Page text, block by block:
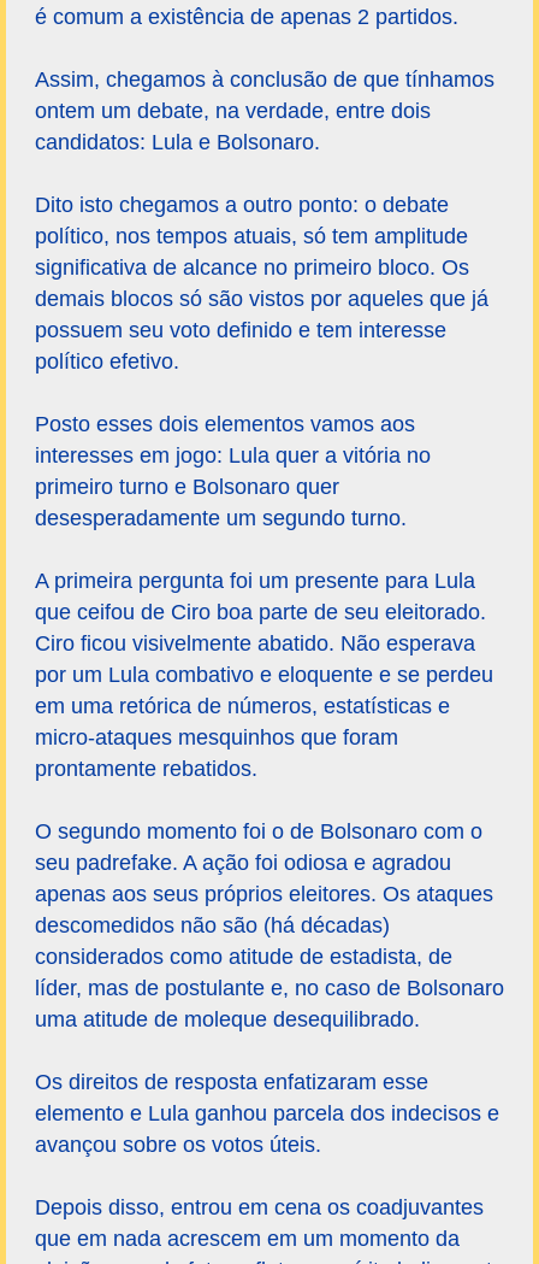
é comum a existência de apenas 2 partidos.
Assim, chegamos à conclusão de que tínhamos
ontem um debate, na verdade, entre dois
candidatos: Lula e Bolsonaro.
Dito isto chegamos a outro ponto: o debate
político, nos tempos atuais, só tem amplitude
significativa de alcance no primeiro bloco. Os
demais blocos só são vistos por aqueles que já
possuem seu voto definido e tem interesse
político efetivo.
Posto esses dois elementos vamos aos
interesses em jogo: Lula quer a vitória no
primeiro turno e Bolsonaro quer
desesperadamente um segundo turno.
A primeira pergunta foi um presente para Lula
que ceifou de Ciro boa parte de seu eleitorado.
Ciro ficou visivelmente abatido. Não esperava
por um Lula combativo e eloquente e se perdeu
em uma retórica de números, estatísticas e
micro-ataques mesquinhos que foram
prontamente rebatidos.
O segundo momento foi o de Bolsonaro com o
seu padrefake. A ação foi odiosa e agradou
apenas aos seus próprios eleitores. Os ataques
descomedidos não são (há décadas)
considerados como atitude de estadista, de
líder, mas de postulante e, no caso de Bolsonaro
uma atitude de moleque desequilibrado.
Os direitos de resposta enfatizaram esse
elemento e Lula ganhou parcela dos indecisos e
avançou sobre os votos úteis.
Depois disso, entrou em cena os coadjuvantes
que em nada acrescem em um momento da